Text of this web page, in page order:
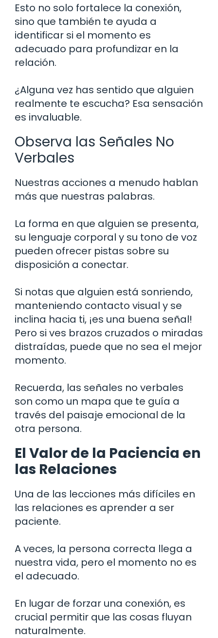
Esto no solo fortalece la conexión,
sino que también te ayuda a
identificar si el momento es
adecuado para profundizar en la
relación.
¿Alguna vez has sentido que alguien
realmente te escucha? Esa sensación
es invaluable.
Observa las Señales No
Verbales
Nuestras acciones a menudo hablan
más que nuestras palabras.
La forma en que alguien se presenta,
su lenguaje corporal y su tono de voz
pueden ofrecer pistas sobre su
disposición a conectar.
Si notas que alguien está sonriendo,
manteniendo contacto visual y se
inclina hacia ti, ¡es una buena señal!
Pero si ves brazos cruzados o miradas
distraídas, puede que no sea el mejor
momento.
Recuerda, las señales no verbales
son como un mapa que te guía a
través del paisaje emocional de la
otra persona.
El Valor de la Paciencia en
las Relaciones
Una de las lecciones más difíciles en
las relaciones es aprender a ser
paciente.
A veces, la persona correcta llega a
nuestra vida, pero el momento no es
el adecuado.
En lugar de forzar una conexión, es
crucial permitir que las cosas fluyan
naturalmente.